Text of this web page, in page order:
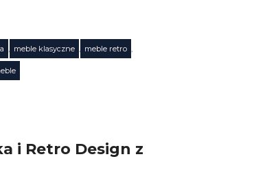
, meble klasyczne , meble retro ,
i Retro Design z